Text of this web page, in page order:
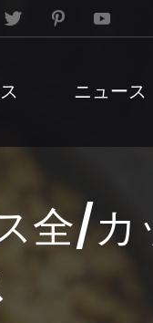
  
ニュース
全/